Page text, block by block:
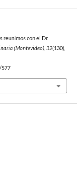
reunimos con el Dr.
(Montevideo), 32(130),
577